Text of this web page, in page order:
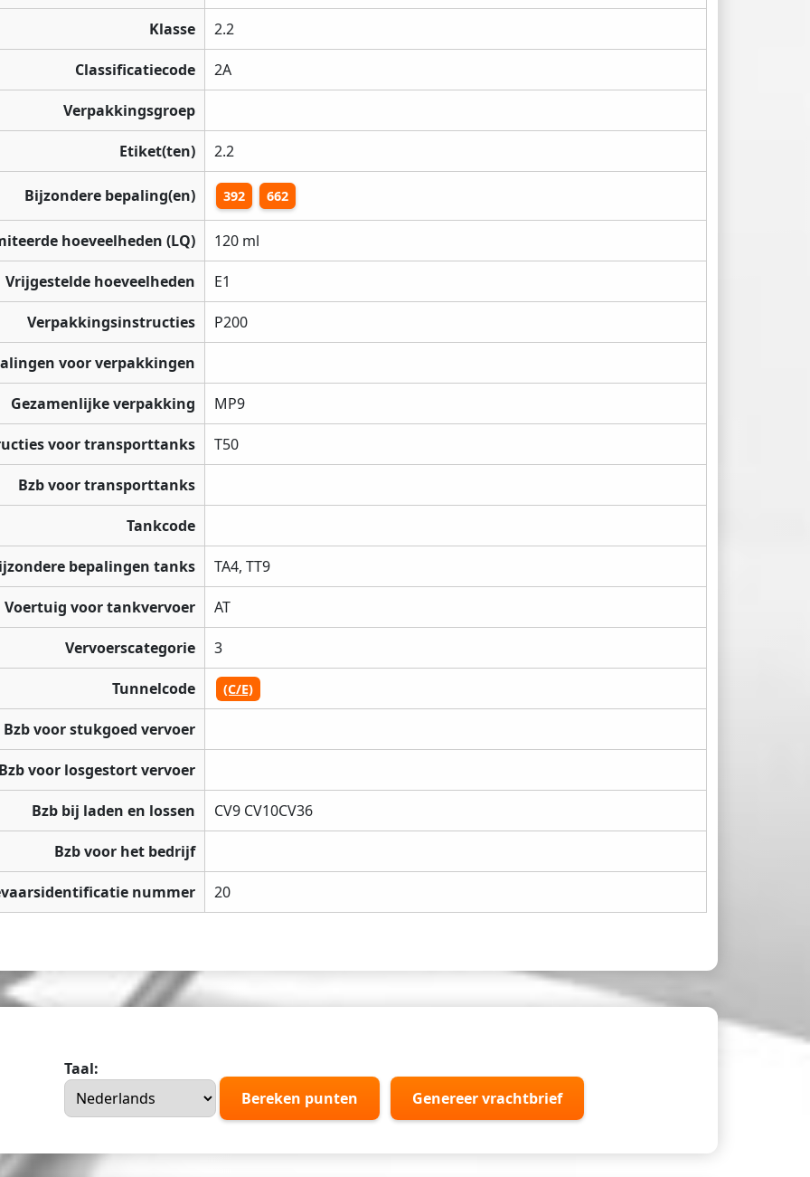
Klasse 2.2
Classificatiecode 2A
Verpakkingsgroep
Etiket(ten) 2.2
Bijzondere bepaling(en) 392 662
hoeveelheden (LQ) 120 ml
Vrijgestelde hoeveelheden E1
Verpakkingsinstructies P200
voor verpakkingen
Gezamenlijke verpakking MP9
voor transporttanks T50
Bzb voor transporttanks
Tankcode
bepalingen tanks TA4, TT9
Voertuig voor tankvervoer AT
Vervoerscategorie 3
Tunnelcode (C/E)
Bzb voor stukgoed vervoer
voor losgestort vervoer
Bzb bij laden en lossen CV9 CV10CV36
Bzb voor het bedrijf
nummer 20
Taal:
Bereken punten
Genereer vrachtbrief